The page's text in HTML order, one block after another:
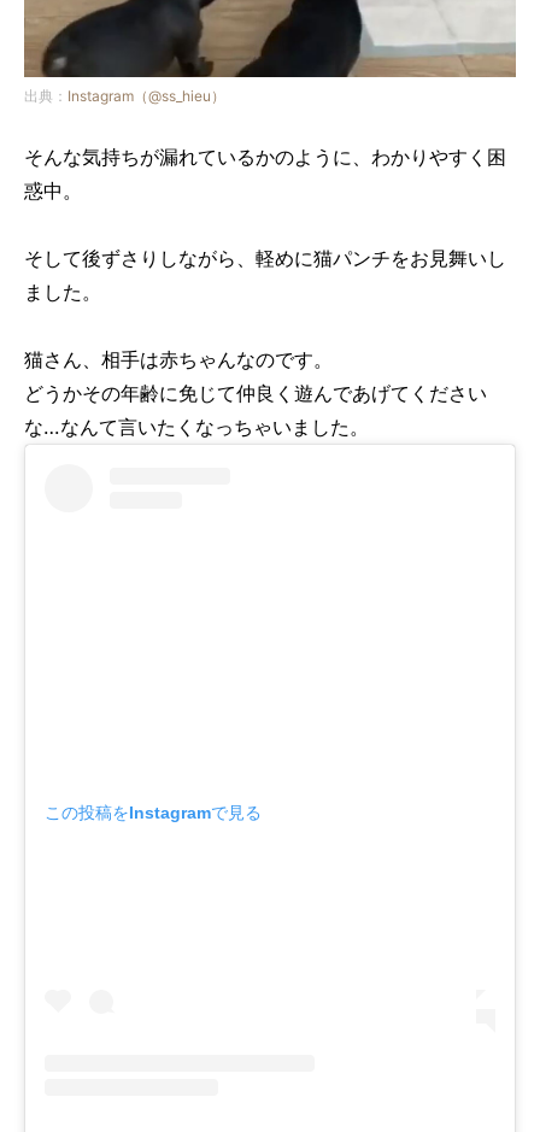
出典： Instagram（@ss_hieu）
そんな気持ちが漏れているかのように、わかりやすく困
惑中。
そして後ずさりしながら、軽めに猫パンチをお見舞いし
ました。
猫さん、相手は赤ちゃんなのです。
どうかその年齢に免じて仲良く遊んであげてください
な…なんて言いたくなっちゃいました。
この投稿をInstagramで見る